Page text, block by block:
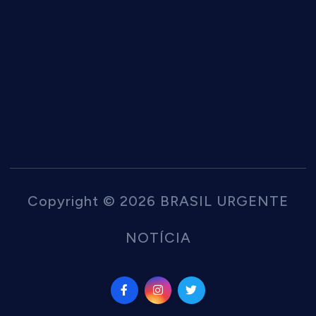
Copyright © 2026 BRASIL URGENTE
NOTÍCIA